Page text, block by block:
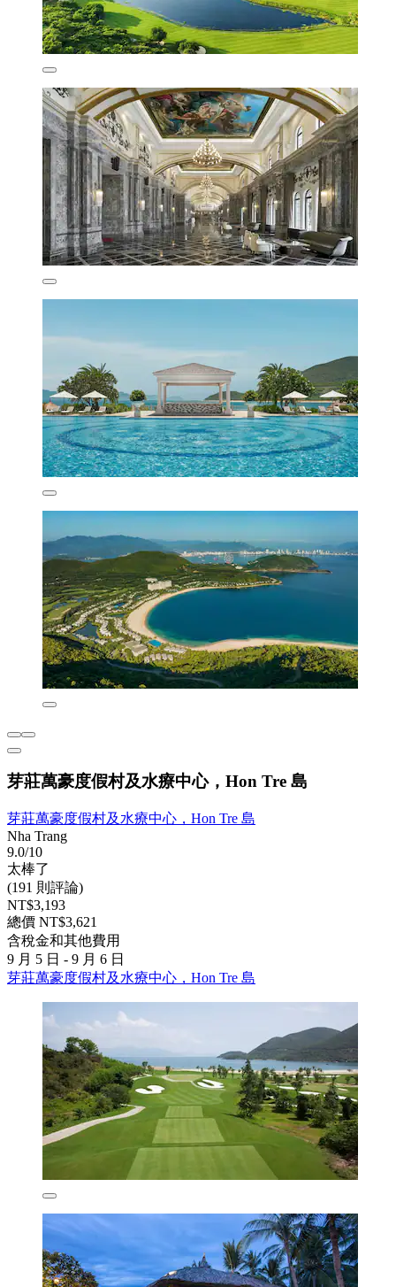
芽莊萬豪度假村及水療中心，Hon Tre 島
芽莊萬豪度假村及水療中心，Hon Tre 島
Nha Trang
9.0/10
太棒了
(191 則評論)
NT$3,193
總價 NT$3,621
含稅金和其他費用
9 月 5 日 - 9 月 6 日
芽莊萬豪度假村及水療中心，Hon Tre 島